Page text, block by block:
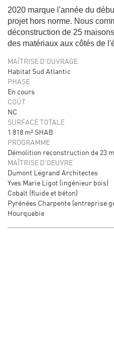
2020 marque l'année du
projet hors norme. Nous
déconstruction de 25
des matériaux aux côtés de
MAÎTRISE D'OUVRAGE
Habitat Sud Atlantic
PHASE
En cours
COÛT
NC
SURFACE TOTALE
1 818 m² SHAB
PROGRAMME
Démolition reconstruction de 23
MAÎTRISE D'OEUVRE
Dumont Legrand Architectes
Yves Marie Ligot (ingénieur bois)
Cobalt (fluide et béton)
Pyrénées Charpente (entreprise
Hourquebie